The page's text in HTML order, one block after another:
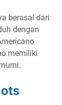
berasal dari
dengan
memiliki